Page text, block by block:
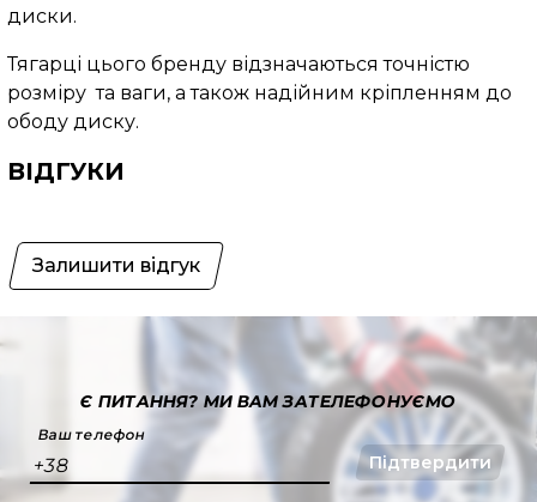
диски.
Тягарці цього бренду відзначаються точністю
розміру та ваги, а також надійним кріпленням до
ободу диску.
ВІДГУКИ
Залишити відгук
Є ПИТАННЯ?МИ ВАМ ЗАТЕЛЕФОНУЄМО
Ваш телефон
+38 Підтвердити